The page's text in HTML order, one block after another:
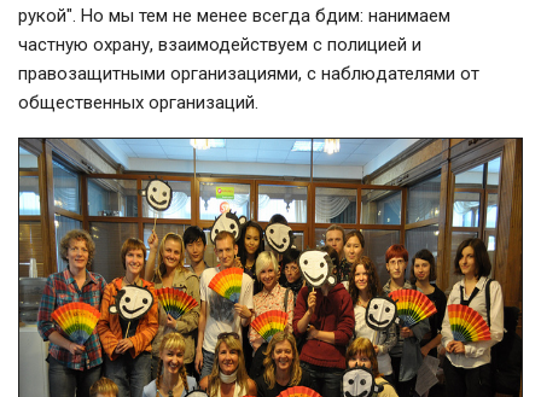
рукой". Но мы тем не менее всегда бдим: нанимаем
частную охрану, взаимодействуем с полицией и
правозащитными организациями, с наблюдателями от
общественных организаций.